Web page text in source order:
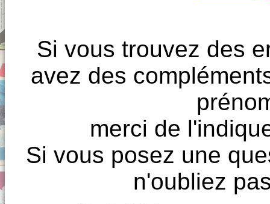
Si vous trouvez des
avez des
merci de
Si vous posez une
n'oubliez